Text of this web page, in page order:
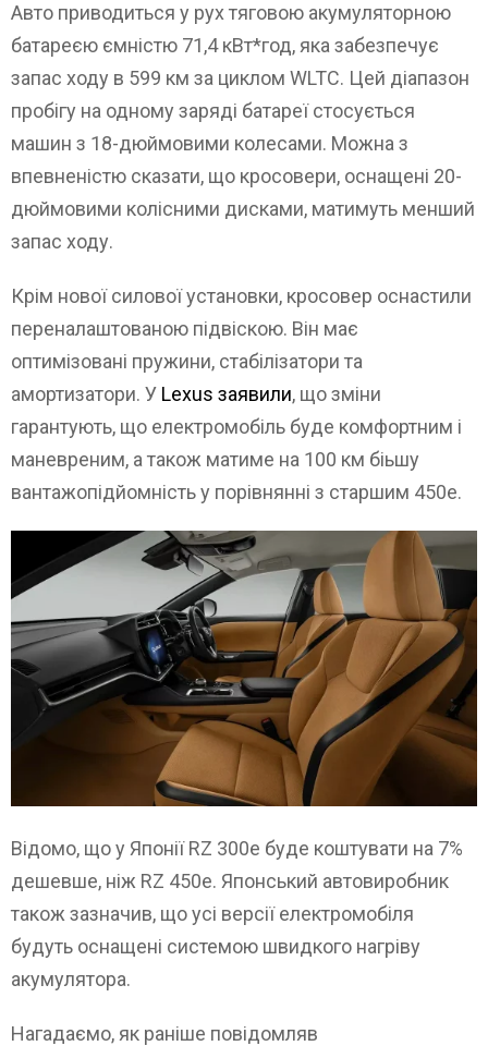
Авто приводиться у рух тяговою акумуляторною
батареєю ємністю 71,4 кВт*год, яка забезпечує
запас ходу в 599 км за циклом WLTC. Цей діапазон
пробігу на одному заряді батареї стосується
машин з 18-дюймовими колесами. Можна з
впевненістю сказати, що кросовери, оснащені 20-
дюймовими колісними дисками, матимуть менший
запас ходу.
Крім нової силової установки, кросовер оснастили
переналаштованою підвіскою. Він має
оптимізовані пружини, стабілізатори та
амортизатори. У Lexus заявили, що зміни
гарантують, що електромобіль буде комфортним і
маневреним, а також матиме на 100 км біьшу
вантажопідйомність у порівнянні з старшим 450e.
Відомо, що у Японії RZ 300e буде коштувати на 7%
дешевше, ніж RZ 450e. Японський автовиробник
також зазначив, що усі версії електромобіля
будуть оснащені системою швидкого нагріву
акумулятора.
Нагадаємо, як раніше повідомляв